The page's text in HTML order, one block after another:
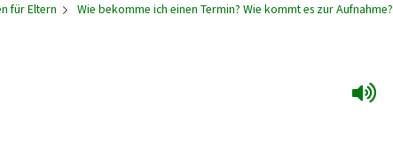
für Eltern Wie bekomme ich einen Termin? Wie kommt es zur Aufnahme?